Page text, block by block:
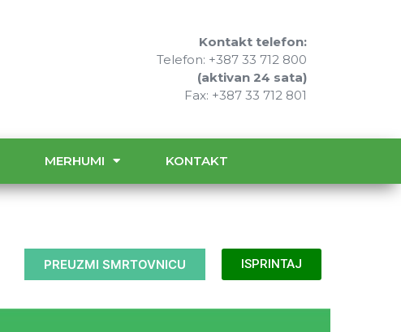
Kontakt telefon:
Telefon: +387 33 712 800
(aktivan 24 sata)
Fax: +387 33 712 801
MERHUMI KONTAKT
PREUZMI SMRTOVNICU ISPRINTAJ